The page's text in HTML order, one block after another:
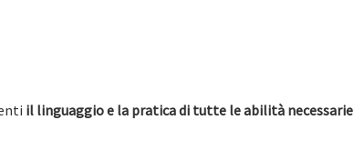
il linguaggio e la pratica di tutte le abilità necessarie